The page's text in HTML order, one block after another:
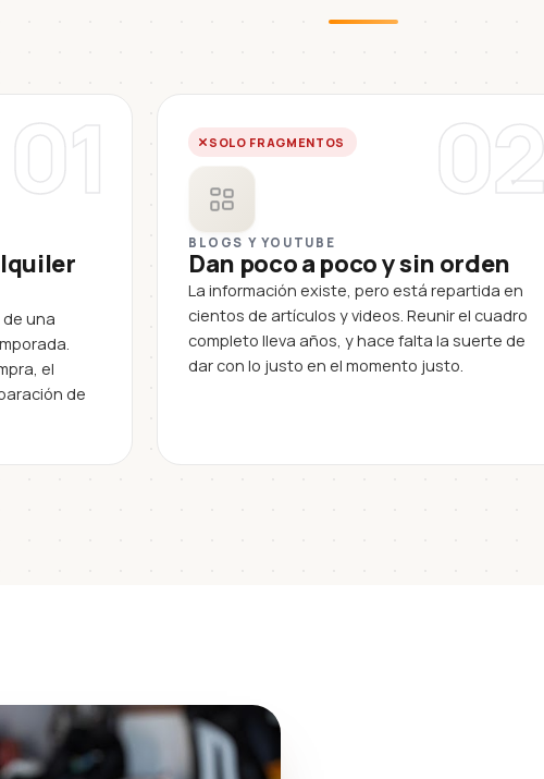
01
una
el
de
02
SOLO FRAGMENTOS
BLOGS Y YOUTUBE
Dan poco a poco y sin orden
La información existe, pero está repartida en
cientos de artículos y videos. Reunir el cuadro
completo lleva años, y hace falta la suerte de
dar con lo justo en el momento justo.